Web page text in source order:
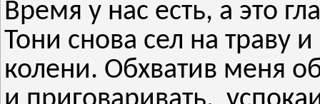
Время у нас есть, а это
Тони снова сел на траву
колени. Обхватив меня